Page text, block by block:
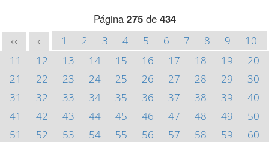
Página 275de 434
<< < 1 2 3 4 5 6 7 8 9
10
11
12 13 14 15 16 17 18 19
20
21
22 23 24 25 26 27 28 29
30
31
32 33 34 35 36 37 38 39
40
41
42 43 44 45 46 47 48 49
50
51
52 53 54 55 56 57 58 59
60